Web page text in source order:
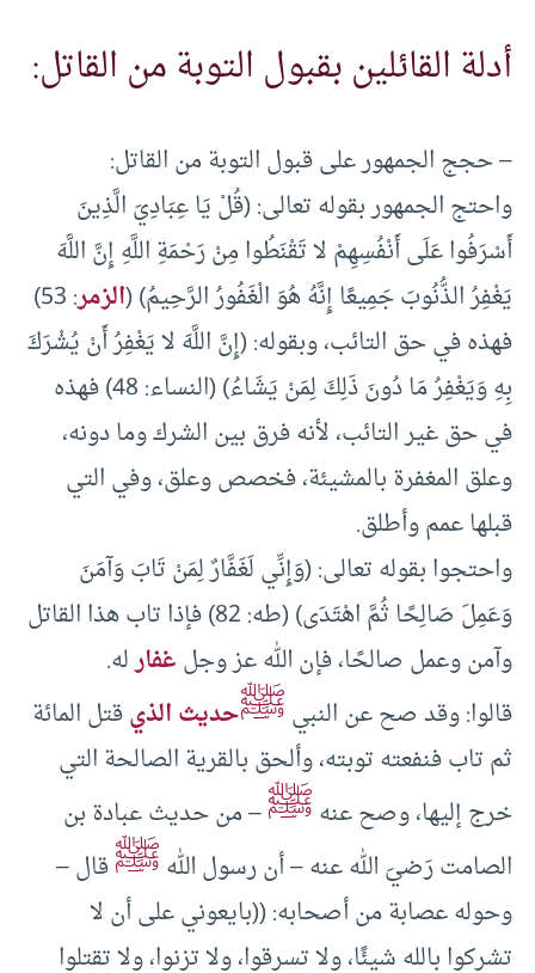
أدلة القائلين بقبول التوبة من القاتل:
– حجج الجمهور على قبول التوبة من القاتل:
واحتج الجمهور بقوله تعالى: (قُلْ يَا عِبَادِيَ الَّذِينَ
أَسْرَفُوا عَلَى أَنْفُسِهِمْ لا تَقْنَطُوا مِنْ رَحْمَةِ اللَّهِ إِنَّ اللَّهَ
يَغْفِرُ الذُّنُوبَ جَمِيعًا إِنَّهُ هُوَ الْغَفُورُ الرَّحِيمُ) (الزمر
: 53)
فهذه في حق التائب، وبقوله: (إِنَّ اللَّهَ لا يَغْفِرُ أَنْ يُشْرَكَ
بِهِ وَيَغْفِرُ مَا دُونَ ذَلِكَ لِمَنْ يَشَاءُ) (النساء: 48) فهذه
في حق غير التائب، لأنه فرق بين الشرك وما دونه،
وعلق المغفرة بالمشيئة، فخصص وعلق، وفي التي
قبلها عمم وأطلق.
واحتجوا بقوله تعالى: (وَإِنِّي لَغَفَّارٌ لِمَنْ تَابَ وَآمَنَ
وَعَمِلَ صَالِحًا ثُمَّ اهْتَدَى) (طه: 82) فإذا تاب هذا القاتل
وآمن وعمل صالحًا، فإن الله عز وجلغفارله.
قالوا: وقد صح عن النبيﷺحديث الذيقتل المائة
ثم تاب فنفعته توبته، وألحق بالقرية الصالحة التي
خرج إليها، وصح عنهﷺ– من حديث عبادة بن
الصامت رَضيَ الله عنه – أن رسول اللهﷺقال –
وحوله عصابة من أصحابه: ((بايعوني على أن لا
تشركوا بالله شيئًا، ولا تسرقوا، ولا تزنوا، ولا تقتلوا